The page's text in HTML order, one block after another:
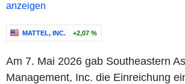
anzeigen
MATTEL, INC. +2,07 %
Am 7. Mai 2026 gab Southeastern
Management, Inc. die Einreichung